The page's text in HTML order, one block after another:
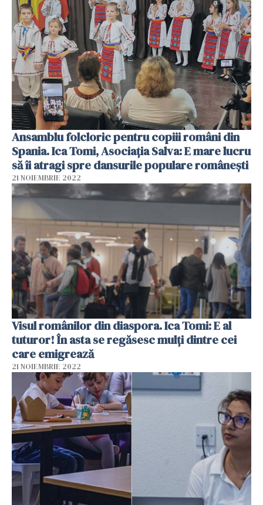
Ansamblu folcloric pentru copiii români din
Spania. Ica Tomi, Asociaţia Salva: E mare lucru
să îi atragi spre dansurile populare româneşti
21 NOIEMBRIE 2022
Visul românilor din diaspora. Ica Tomi: E al
tuturor! În asta se regăsesc mulţi dintre cei
care emigrează
21 NOIEMBRIE 2022